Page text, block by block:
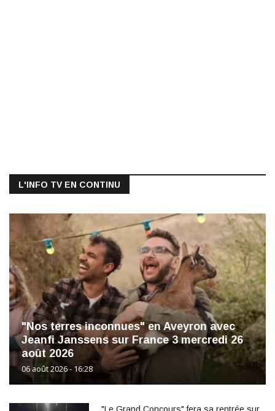
L'INFO TV EN CONTINU
"Nos terres inconnues" en Aveyron avec
Jeanfi Janssens sur France 3 mercredi 26
août 2026
06 août 2026 - 16:28